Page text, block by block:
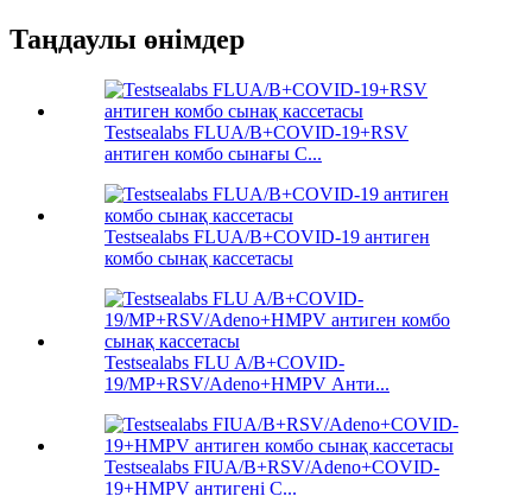
Таңдаулы өнімдер
Testsealabs FLUA/B+COVID-19+RSV
антиген комбо сынағы C...
Testsealabs FLUA/B+COVID-19 антиген
комбо сынақ кассетасы
Testsealabs FLU A/B+COVID-
19/MP+RSV/Adeno+HMPV Анти...
Testsealabs FIUA/B+RSV/Adeno+COVID-
19+HMPV антигені С...